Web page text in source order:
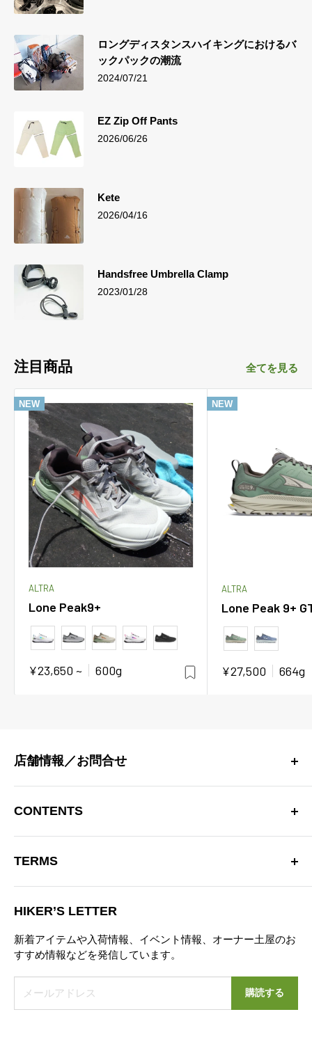
ロングディスタンスハイキングにおけるバ
ックパックの潮流
2024/07/21
EZ Zip Off Pants
2026/06/26
Kete
2026/04/16
Handsfree Umbrella Clamp
2023/01/28
注目商品 全てを見る
NEW
ALTRA
Lone Peak9+
カラー
販
¥23,650 ~ 600g
NEW
ALTRA
Lone Peak 9+
カラー
販
¥27,500 664g
店舗情報／お問合せ
ョン2F
OPEN：12:00～20:00（火曜定休）
CONTENTS
商品一覧
ブランド
ブログ
お問い合わせ
HIKER’S LETTER
新着アイテムや入荷情報、イベント情報、オーナー土屋のお
すすめ情報などを発信しています。
メールアドレス 購読する
TERMS
プライバシーポリシー